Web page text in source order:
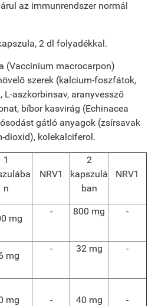
az immunrendszer normál
2 dl folyadékkal.
(Vaccinium macrocarpon)
szerek (kalcium-foszfátok,
aszkorbinsav, aranyvessző
bíbor kasvirág (Echinacea
gátló anyagok (zsírsavak
dioxid), kolekalciferol.
1
n
NRV1
2
kapszulá
ban
NRV1
mg
- 800 mg -
mg
- 32 mg -
mg - 40 mg -